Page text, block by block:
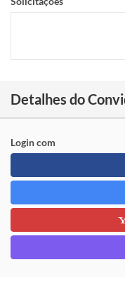
Detalhes do
Login com